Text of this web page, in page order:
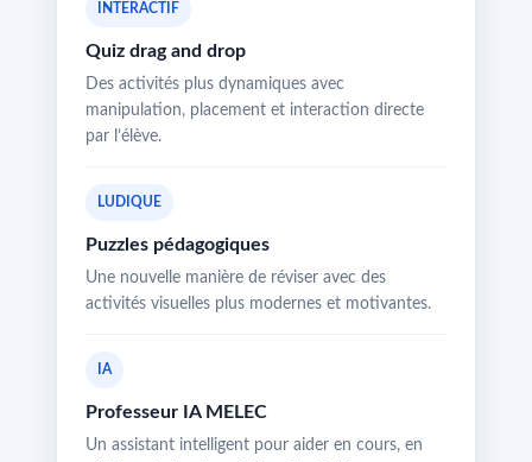
INTERACTIF
Quiz drag and drop
Des activités plus dynamiques avec
manipulation, placement et interaction directe
par l’élève.
LUDIQUE
Puzzles pédagogiques
Une nouvelle manière de réviser avec des
activités visuelles plus modernes et motivantes.
IA
Professeur IA MELEC
Un assistant intelligent pour aider en cours, en